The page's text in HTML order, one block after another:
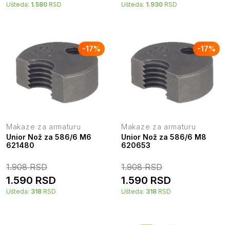
Ušteda: 1.580 RSD Ušteda: 1.930 RSD
-17%
Makaze za armaturu
Unior Nož za 586/6 M6
621480
1.908 RSD
1.590 RSD
Ušteda: 318 RSD
-17%
Makaze za armaturu
Unior Nož za 586/6 M8
620653
1.908 RSD
1.590 RSD
Ušteda: 318 RSD